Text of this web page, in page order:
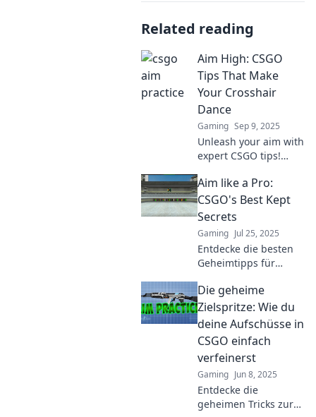
Related reading
Aim High: CSGO
Tips That Make
Your Crosshair
Dance
Gaming Sep 9, 2025
Unleash your aim with
expert CSGO tips!
tricks that elevate
your gameplay and
make your shots
Aim like a Pro:
CSGO's Best Kept
Secrets
Gaming Jul 25, 2025
Entdecke die besten
Geheimtipps für
CSGO und verbessere
dein Gameplay auf
Profi-Niveau!
Die geheime
Zielspritze: Wie du
deine Aufschüsse in
CSGO einfach
verfeinerst
Gaming Jun 8, 2025
Entdecke die
geheimen Tricks zur